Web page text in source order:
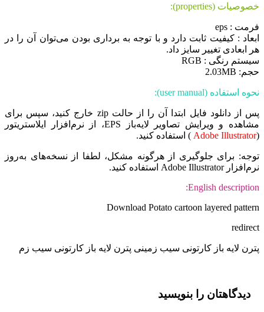
خصوصیات (properties):
فرمت : eps
ابعاد : کیفیت ثابت دارد و با توجه به برداری بودن می‌توان آن را در
هر ابعادی تغییر سایز داد.
سیستم رنگی : RGB
حجم: 2.03MB
نحوه استفاده (user manual):
پس از دانلود فایل ابتدا آن را از حالت zip خارج کنید، سپس برای
مشاهده و ویرایش تصاویر لایه‌باز EPS، از نرم‌افزار ایلاستریتور
(
Adobe Illustrator ) استفاده کنید.
توجه: برای جلوگیری از هرگونه مشکل، لطفا از نسخه‌های به‌روز
نرم‌افزار Adobe Illustrator استفاده کنید.
English description:
Download Potato cartoon layered pattern
redirect
پترن لایه باز کارتونی سیب زمینی پترن لایه باز کارتونی سیب زم
دیدگاهتان را بنویسید